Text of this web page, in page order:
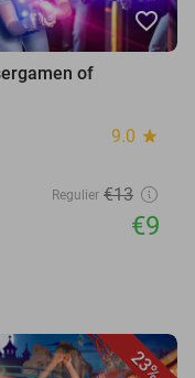
favorite_border
of
9.0 star
Regulier €13
€9
23%